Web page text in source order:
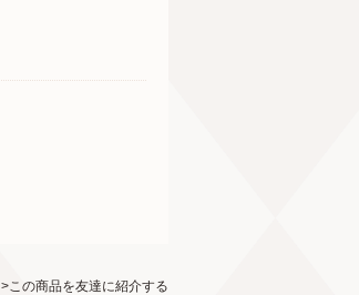
>この商品を友達に紹介する